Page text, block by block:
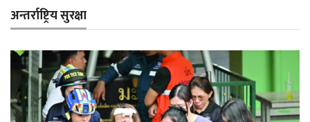
अन्तर्राष्ट्रिय सुरक्षा